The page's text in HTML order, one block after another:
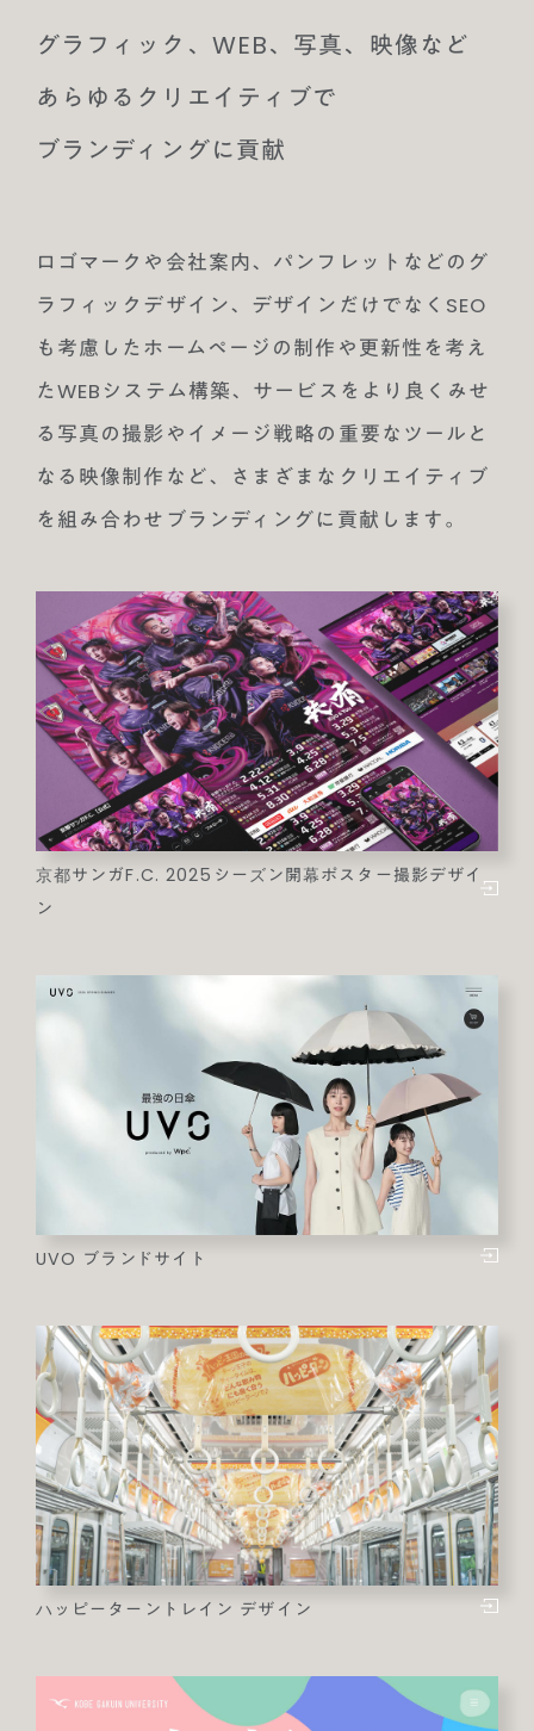
グラフィック、WEB、写真、映像など
あらゆるクリエイティブで
ブランディングに貢献
ロゴマークや会社案内、パンフレットなどのグ
ラフィックデザイン、デザインだけでなくSEO
も考慮したホームページの制作や更新性を考え
たWEBシステム構築、サービスをより良くみせ
る写真の撮影やイメージ戦略の重要なツールと
なる映像制作など、さまざまなクリエイティブ
を組み合わせブランディングに貢献します。
京都サンガF.C. 2025シーズン開幕ポスター撮影デザイ
ン
UVO ブランドサイト
ハッピーターントレイン デザイン